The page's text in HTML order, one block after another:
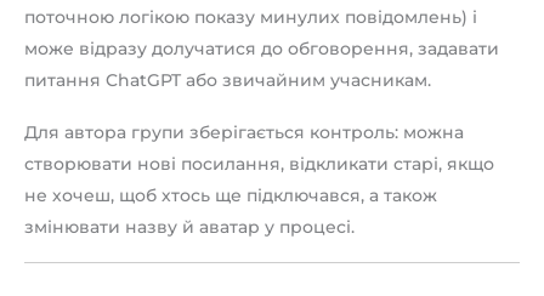
поточною логікою показу минулих повідомлень) і
може відразу долучатися до обговорення, задавати
питання ChatGPT або звичайним учасникам.
Для автора групи зберігається контроль: можна
створювати нові посилання, відкликати старі, якщо
не хочеш, щоб хтось ще підключався, а також
змінювати назву й аватар у процесі.